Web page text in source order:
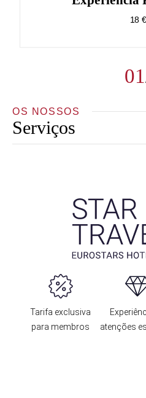
01
18 €
OS NOSSOS
Serviços
Tarifa exclusiva
para membros
atenções